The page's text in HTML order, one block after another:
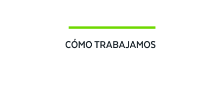
CÓMO TRABAJAMOS